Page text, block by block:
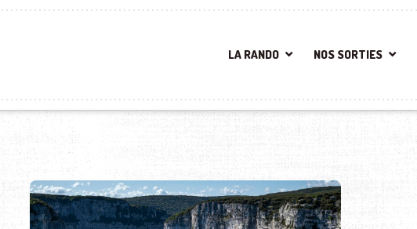
LA RANDO NOS SORTIES